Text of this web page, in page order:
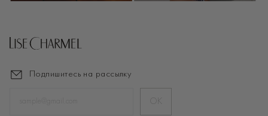
Подпишитесь на рассылку